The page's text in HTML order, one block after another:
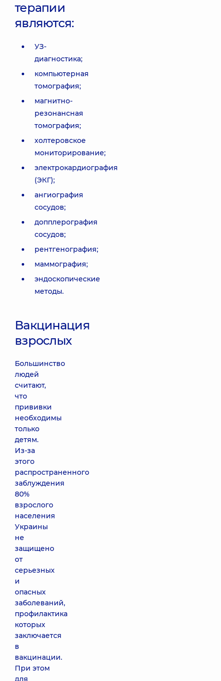
терапии
являются:
УЗ-
диагностика;
компьютерная
томография;
магнитно-
резонансная
томография;
холтеровское
мониторирование;
электрокардиография
(ЭКГ);
ангиография
сосудов;
допплерография
сосудов;
рентгенография;
маммография;
эндоскопические
методы.
Вакцинация
взрослых
Большинство
людей
считают,
что
прививки
необходимы
только
детям.
Из-за
этого
распространенного
заблуждения
80%
взрослого
населения
Украины
не
защищено
от
серьезных
и
опасных
заболеваний,
профилактика
которых
заключается
в
вакцинации.
При этом
для